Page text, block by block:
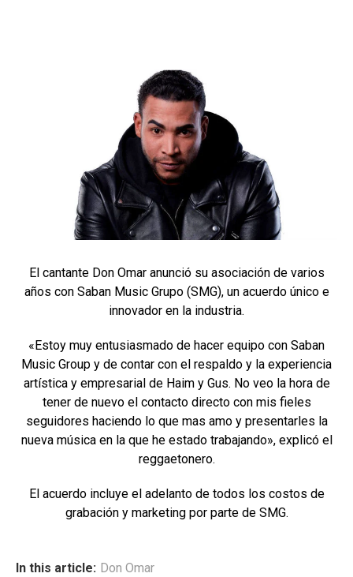
El cantante Don Omar anunció su asociación de varios
años con Saban Music Grupo (SMG), un acuerdo único e
innovador en la industria.
«Estoy muy entusiasmado de hacer equipo con Saban
Music Group y de contar con el respaldo y la experiencia
artística y empresarial de Haim y Gus. No veo la hora de
tener de nuevo el contacto directo con mis fieles
seguidores haciendo lo que mas amo y presentarles la
nueva música en la que he estado trabajando», explicó el
reggaetonero.
El acuerdo incluye el adelanto de todos los costos de
grabación y marketing por parte de SMG.
In this article: Don Omar